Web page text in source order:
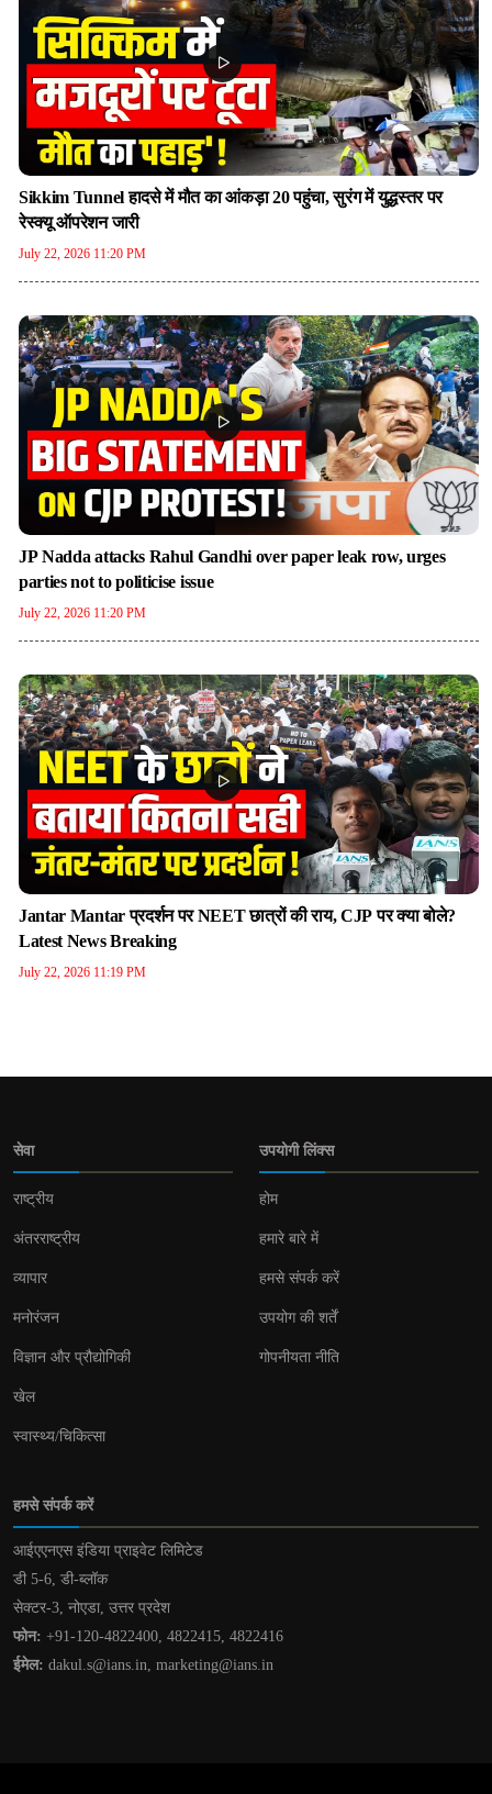
Sikkim Tunnel हादसे में मौत का आंकड़ा 20 पहुंचा, सुरंग में युद्धस्तर पर
रेस्क्यू ऑपरेशन जारी
July 22, 2026 11:20 PM
JP Nadda attacks Rahul Gandhi over paper leak row, urges
parties not to politicise issue
July 22, 2026 11:20 PM
Jantar Mantar प्रदर्शन पर NEET छात्रों की राय, CJP पर क्या बोले?
Latest News Breaking
July 22, 2026 11:19 PM
सेवा
राष्ट्रीय
अंतरराष्ट्रीय
व्यापार
मनोरंजन
विज्ञान और प्रौद्योगिकी
खेल
स्वास्थ्य/चिकित्सा
उपयोगी लिंक्स
होम
हमारे बारे में
हमसे संपर्क करें
उपयोग की शर्तें
गोपनीयता नीति
हमसे संपर्क करें
आईएएनएस इंडिया प्राइवेट लिमिटेड
डी 5-6, डी-ब्लॉक
सेक्टर-3, नोएडा, उत्तर प्रदेश
फोन: +91-120-4822400, 4822415, 4822416
ईमेल: dakul.s@ians.in, marketing@ians.in